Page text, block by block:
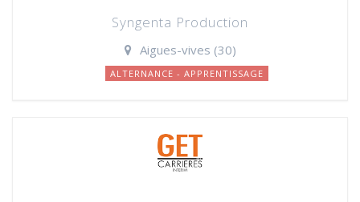
Syngenta Production
Aigues-vives (30)
ALTERNANCE - APPRENTISSAGE